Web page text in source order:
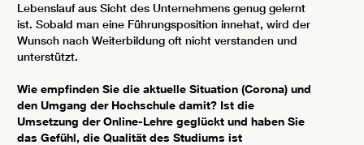
Lebenslauf aus Sicht des Unternehmens genug gelernt
ist. Sobald man eine Führungsposition innehat, wird der
Wunsch nach Weiterbildung oft nicht verstanden und
unterstützt.
Wie empfinden Sie die aktuelle Situation (Corona) und
den Umgang der Hochschule damit? Ist die
Umsetzung der Online-Lehre geglückt und haben Sie
das Gefühl, die Qualität des Studiums ist